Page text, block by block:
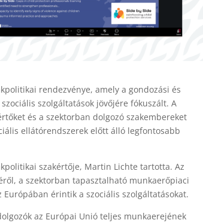
rendezvénye, amely a gondozási és
szolgáltatások jövőjére fókuszált. A
és a szektorban dolgozó szakembereket
ellátórendszerek előtt álló legfontosabb
szakértője, Martin Lichte tartotta. Az
a szektorban tapasztalható munkaerőpiaci
érintik a szociális szolgáltatásokat.
az Európai Unió teljes munkaerejének